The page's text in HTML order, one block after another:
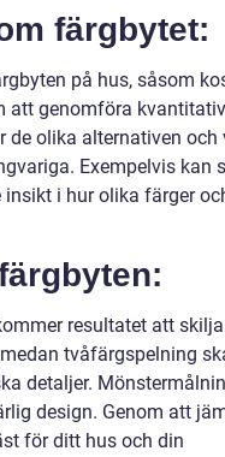
färgbytet:
på hus, såsom
att genomföra
de olika alternativen och
Exempelvis kan
i hur olika färger
resultatet att
tvåfärgspelning
detaljer.
design. Genom att
för ditt hus och din